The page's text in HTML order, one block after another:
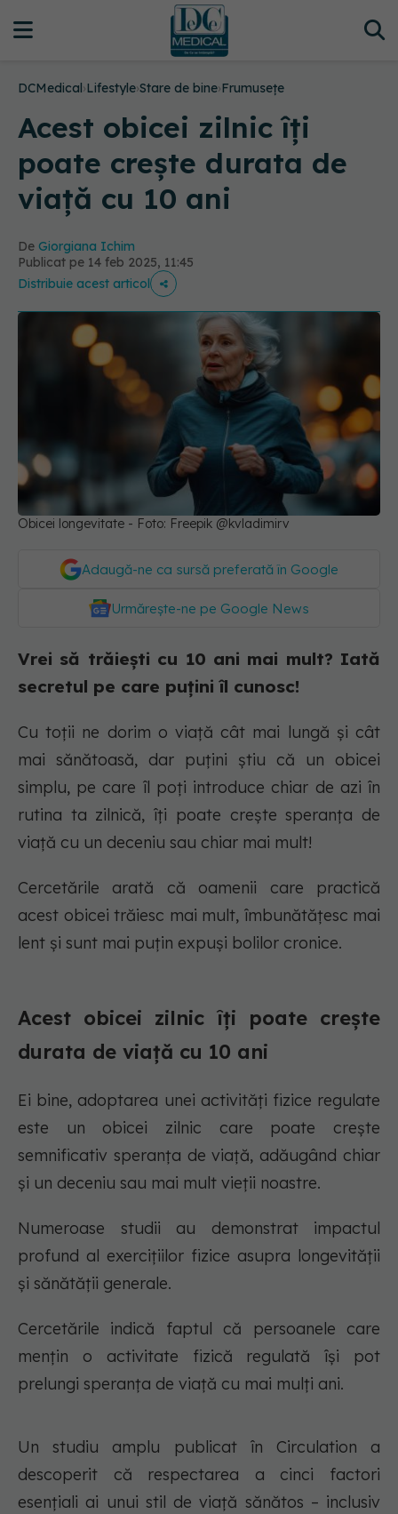
DCMedical›Lifestyle›Stare de bine›Frumusețe
Acest obicei zilnic îți
poate crește durata de
viață cu 10 ani
De Giorgiana Ichim
Publicat pe 14 feb 2025, 11:45
Distribuie acest articol
Obicei longevitate - Foto: Freepik @kvladimirv
Adaugă-ne ca sursă preferată în Google
Urmărește-ne pe Google News
Vrei să trăiești cu 10 ani mai mult? Iată
secretul pe care puțini îl cunosc!
Cu toții ne dorim o viață cât mai lungă și cât
mai sănătoasă, dar puțini știu că un obicei
simplu, pe care îl poți introduce chiar de azi în
rutina ta zilnică, îți poate crește speranța de
viață cu un deceniu sau chiar mai mult!
Cercetările arată că oamenii care practică
acest obicei trăiesc mai mult, îmbunătățesc mai
lent și sunt mai puțin expuși bolilor cronice.
Acest obicei zilnic îți poate crește
durata de viață cu 10 ani
Ei bine, adoptarea unei activități fizice regulate
este un obicei zilnic care poate crește
semnificativ speranța de viață, adăugând chiar
și un deceniu sau mai mult vieții noastre.
Numeroase studii au demonstrat impactul
profund al exercițiilor fizice asupra longevității
și sănătății generale.
Cercetările indică faptul că persoanele care
mențin o activitate fizică regulată își pot
prelungi speranța de viață cu mai mulți ani.
Un studiu amplu publicat în Circulation a
descoperit că respectarea a cinci factori
esențiali ai unui stil de viață sănătos – inclusiv